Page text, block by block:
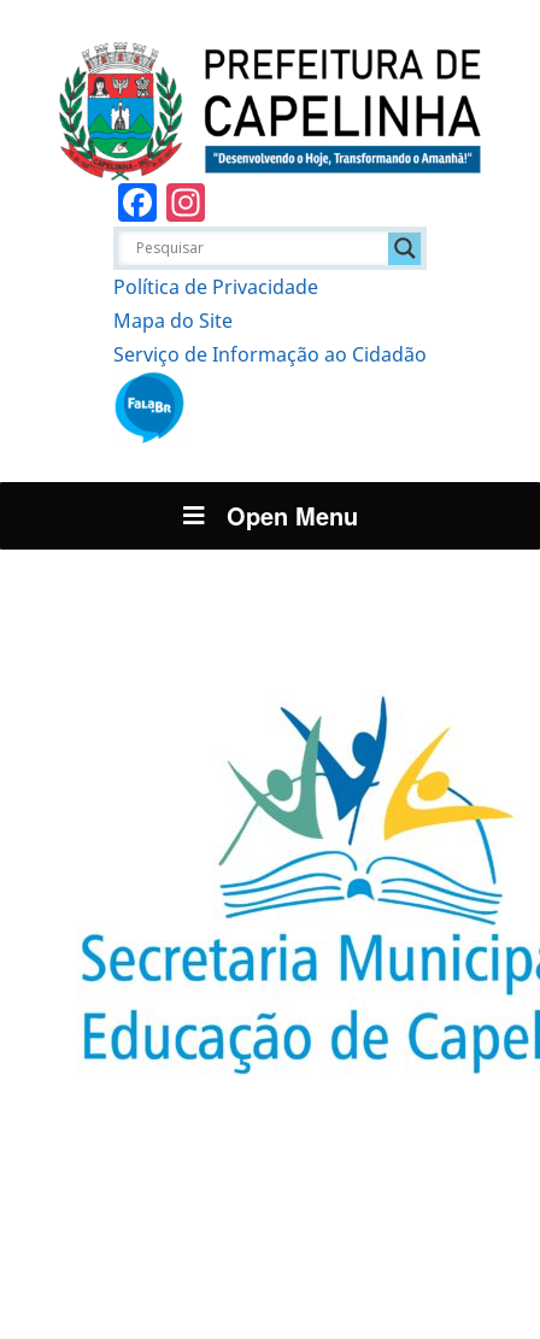
Facebook
Política de Privacidade
Mapa do Site
Serviço de Informação ao Cidadão
Open Menu